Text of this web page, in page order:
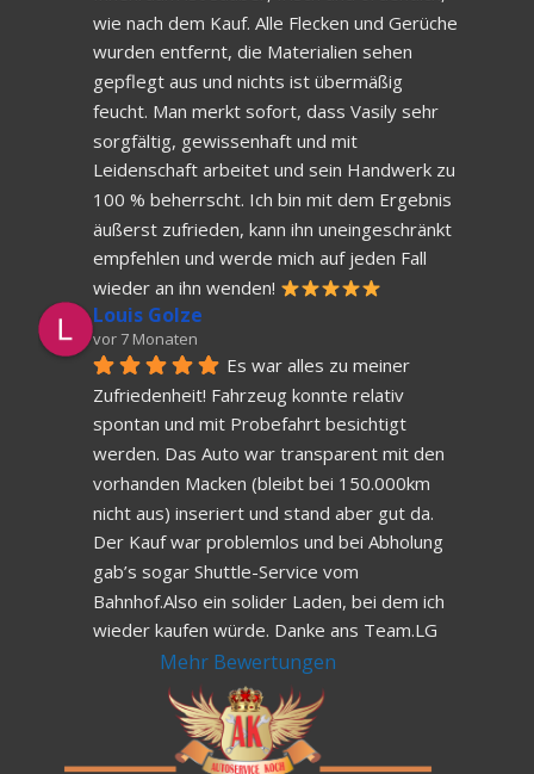
wie nach dem Kauf. Alle Flecken und Gerüche
wurden entfernt, die Materialien sehen
gepflegt aus und nichts ist übermäßig
feucht. Man merkt sofort, dass Vasily sehr
sorgfältig, gewissenhaft und mit
Leidenschaft arbeitet und sein Handwerk zu
100 % beherrscht. Ich bin mit dem Ergebnis
äußerst zufrieden, kann ihn uneingeschränkt
empfehlen und werde mich auf jeden Fall
wieder an ihn wenden!
Louis Golze
vor 7 Monaten
Es war alles zu meiner
Zufriedenheit! Fahrzeug konnte relativ
spontan und mit Probefahrt besichtigt
werden. Das Auto war transparent mit den
vorhanden Macken (bleibt bei 150.000km
nicht aus) inseriert und stand aber gut da.
Der Kauf war problemlos und bei Abholung
gab’s sogar Shuttle-Service vom
Bahnhof.Also ein solider Laden, bei dem ich
wieder kaufen würde. Danke ans Team.LG
Mehr Bewertungen